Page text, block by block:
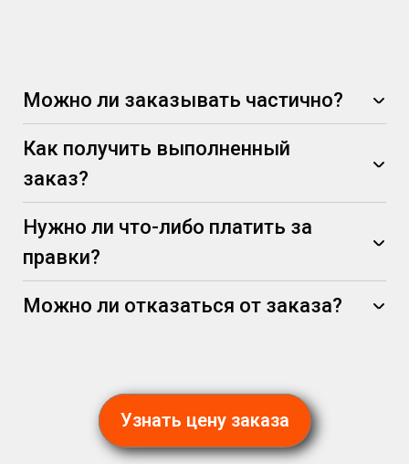
Можно ли заказывать частично?
Как получить выполненный
заказ?
Нужно ли что-либо платить за
правки?
Можно ли отказаться от заказа?
Узнать цену заказа